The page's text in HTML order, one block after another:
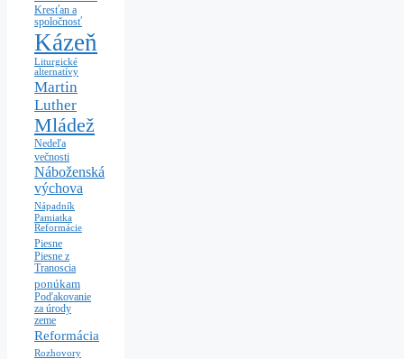
Kresťan a
spoločnosť
Kázeň
Liturgické
alternatívy
Martin
Luther
Mládež
Nedeľa
večnosti
Náboženská
výchova
Nápadník
Pamiatka
Reformácie
Piesne
Piesne z
Tranoscia
ponúkam
Poďakovanie
za úrody
zeme
Reformácia
Rozhovory